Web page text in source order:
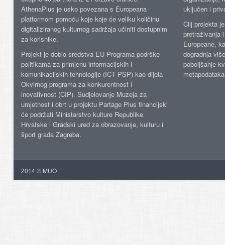
AthenaPlus je usko povezana s Europeana
platformom pomoću koje koje će veliku količinu
digitaliziranog kulturnog sadržaja učiniti dostupnim
za korisnike.
Projekt je dobio sredstva EU Programa podrške
politikama za primjenu informacijskih i
komunikacijskih tehnologije (ICT PSP) kao dijela
Okvirnog programa za konkurentnost i
inovativnost (CIP). Sudjelovanje Muzeja za
umjetnost i obrt u projektu Partage Plus financijski
će podržati Ministarstvo kulture Republike
Hrvatske i Gradski ured za obrazovanje, kulturu i
šport grada Zagreba.
uključen i
Cilj projekta
pretraživanja
Europeane,
dogradnja
poboljšanje
2014 © MUO